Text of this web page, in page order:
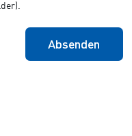
Absenden